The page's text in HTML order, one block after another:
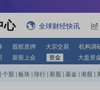
心 全球财经快讯
股权质押 大宗交易 机构调
新股上会 资金 大盘资
个股 板块 排行 新股 基金 港股